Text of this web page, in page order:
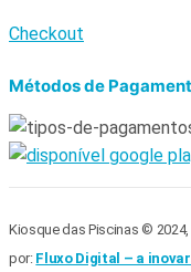
Checkout
Métodos de
Kiosque das Piscinas ©
por: Fluxo Digital – a inovar